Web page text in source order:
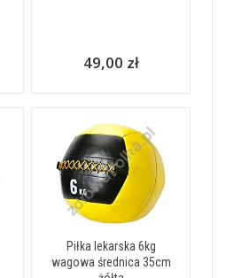
49,00 zł
Piłka lekarska 6kg
wagowa średnica 35cm